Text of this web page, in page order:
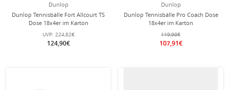
Dunlop
Dunlop Tennisbälle Fort Allcourt TS
Dose 18x4er im Karton
UVP: 224,82€
124,90€
Dunlop
Dunlop Tennisbälle Pro Coach Dose
18x4er im Karton
119,90€
107,91€